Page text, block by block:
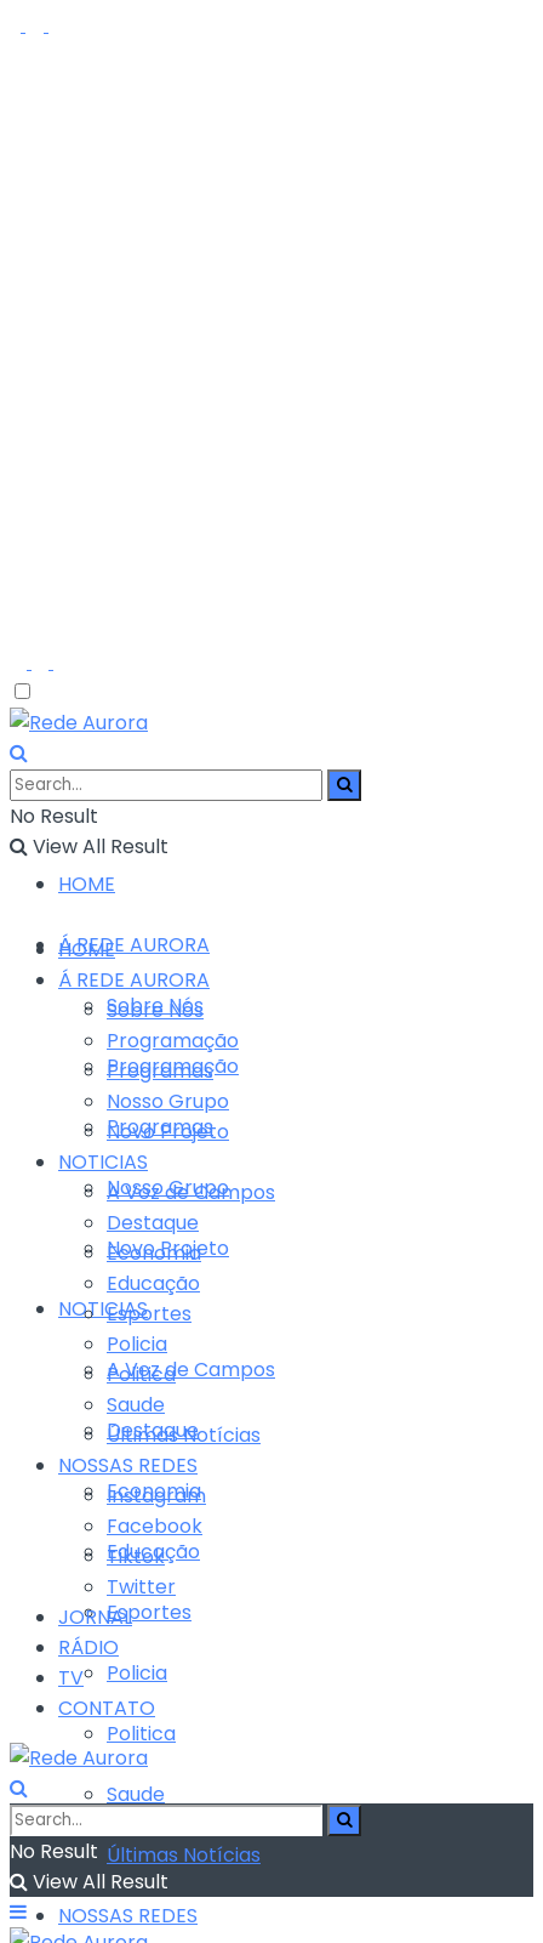
No Result
View All Result
HOME
Á REDE AURORA
Sobre Nós
Programação
Programas
Nosso Grupo
Novo Projeto
NOTICIAS
A Voz de Campos
Destaque
Economia
Educação
Esportes
Policia
Politica
Saude
Últimas Notícias
NOSSAS REDES
HOME
Á REDE AURORA
Sobre Nós
Programação
Programas
Nosso Grupo
Novo Projeto
NOTICIAS
A Voz de Campos
Destaque
Economia
Educação
Esportes
Policia
Politica
Saude
Últimas Notícias
NOSSAS REDES
Instagram
Facebook
Tiktok
Twitter
JORNAL
RÁDIO
TV
CONTATO
No Result
View All Result